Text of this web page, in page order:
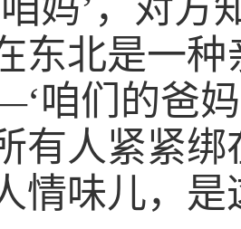
妈’，对
东北是一
咱们的爸妈
有人紧紧
情味儿，